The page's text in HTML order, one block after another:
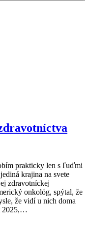
prakticky len s ľuďmi
krajina na svete
zdravotníckej
onkológ, spýtal, že
že vidí u nich doma
2025,…